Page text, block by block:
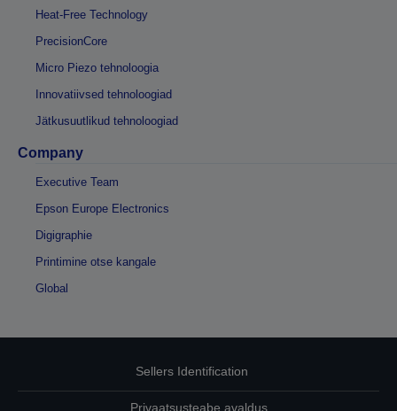
Heat-Free Technology
PrecisionCore
Micro Piezo tehnoloogia
Innovatiivsed tehnoloogiad
Jätkusuutlikud tehnoloogiad
Company
Executive Team
Epson Europe Electronics
Digigraphie
Printimine otse kangale
Global
Sellers Identification
Privaatsusteabe avaldus